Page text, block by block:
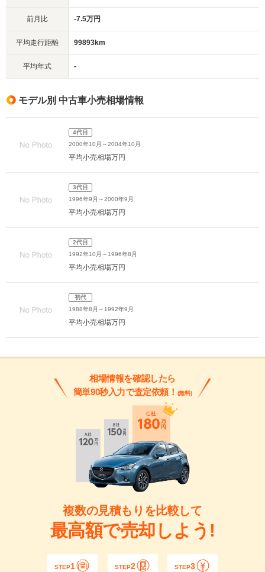
前月比 -7.5万円
平均走行距離 99893km
平均年式 -
モデル別 中古車小売相場情報
4代目
2000年10月～2004年10月
平均小売相場万円
3代目
1996年9月～2000年9月
平均小売相場万円
2代目
1992年10月～1996年8月
平均小売相場万円
初代
1988年8月～1992年9月
平均小売相場万円
相場情報を確認したら
簡単90秒入力で査定依頼！ (無料)
複数の見積もりを比較して
最高額で売却しよう!
STEP1 STEP2 STEP3